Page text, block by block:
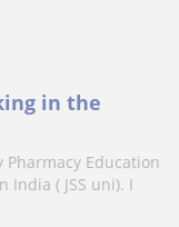
in the
Education
( JSS uni). I